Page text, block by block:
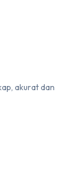
akurat dan